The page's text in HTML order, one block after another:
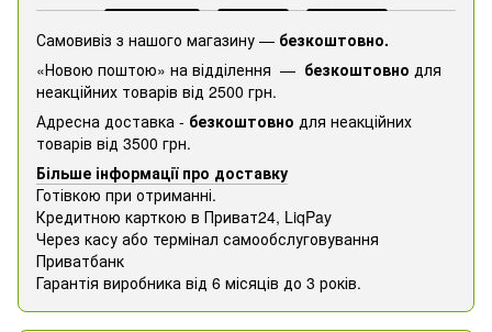
Самовивіз з нашого магазину — безкоштовно.
«Новою поштою» на відділення — безкоштовно для
неакційних товарів від 2500 грн.
Адресна доставка - безкоштовно для неакційних
товарів від 3500 грн.
Більше інформації про доставку
Готівкою при отриманні.
Кредитною карткою в Приват24, ​​LiqPay
Через касу або термінал самообслуговування
Приватбанк
Гарантія виробника від 6 місяців до 3 років.